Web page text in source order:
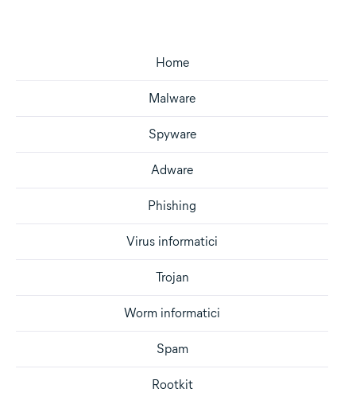
Home
Malware
Spyware
Adware
Phishing
Virus informatici
Trojan
Worm informatici
Spam
Rootkit